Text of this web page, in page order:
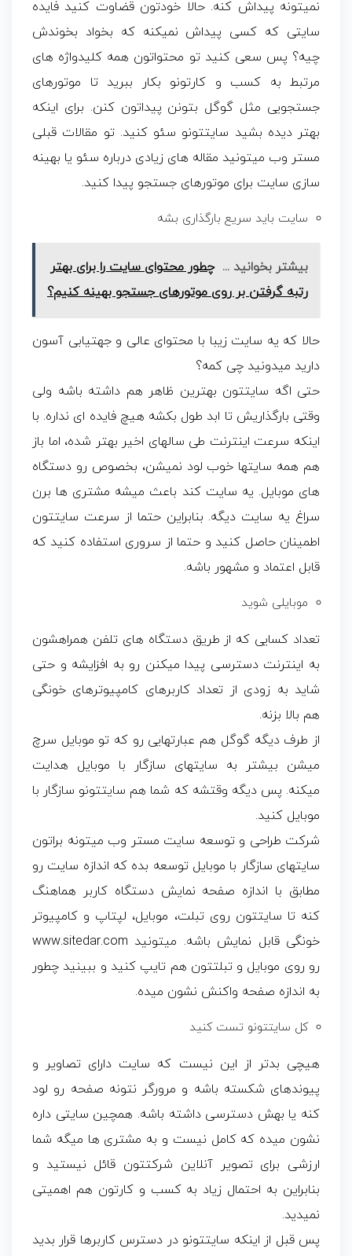
نمیتونه پیداش کنه. حالا خودتون قضاوت کنید فایده
سایتی که کسی پیداش نمیکنه که بخواد بخوندش
چیه؟ پس سعی کنید تو محتواتون همه کلیدواژه های
مرتبط به کسب و کارتونو بکار ببرید تا موتورهای
جستجویی مثل گوگل بتونن پیداتون کنن. برای اینکه
بهتر دیده بشید سایتتونو سئو کنید. تو مقالات قبلی
مستر وب میتونید مقاله های زیادی درباره سئو یا بهینه
سازی سایت برای موتورهای جستجو پیدا کنید.
سایت باید سریع بارگذاری بشه
بیشتر بخوانید ... چطور محتوای سایت را برای بهتر
رتبه گرفتن بر روی موتورهای جستجو بهینه کنیم؟
حالا که یه سایت زیبا با محتوای عالی و جهتیابی آسون
دارید میدونید چی کمه؟
حتی اگه سایتتون بهترین ظاهر هم داشته باشه ولی
وقتی بارگذاریش تا ابد طول بکشه هیچ فایده ای نداره. با
اینکه سرعت اینترنت طی سالهای اخیر بهتر شده، اما باز
هم همه سایتها خوب لود نمیشن، بخصوص رو دستگاه
های موبایل. یه سایت کند باعث میشه مشتری ها برن
سراغ یه سایت دیگه. بنابراین حتما از سرعت سایتتون
اطمینان حاصل کنید و حتما از سروری استفاده کنید که
قابل اعتماد و مشهور باشه.
موبایلی شوید
تعداد کسایی که از طریق دستگاه های تلفن همراهشون
به اینترنت دسترسی پیدا میکنن رو به افزایشه و حتی
شاید به زودی از تعداد کاربرهای کامپیوترهای خونگی
هم بالا بزنه.
از طرف دیگه گوگل هم عبارتهایی رو که تو موبایل سرچ
میشن بیشتر به سایتهای سازگار با موبایل هدایت
میکنه. پس دیگه وقتشه که شما هم سایتتونو سازگار با
موبایل کنید.
شرکت طراحی و توسعه سایت مستر وب میتونه براتون
سایتهای سازگار با موبایل توسعه بده که اندازه سایت رو
مطابق با اندازه صفحه نمایش دستگاه کاربر هماهنگ
کنه تا سایتتون روی تبلت، موبایل، لپتاپ و کامپیوتر
خونگی قابل نمایش باشه. میتونید www.sitedar.com
رو روی موبایل و تبلتتون هم تایپ کنید و ببینید چطور
به اندازه صفحه واکنش نشون میده.
کل سایتتونو تست کنید
هیچی بدتر از این نیست که سایت دارای تصاویر و
پیوندهای شکسته باشه و مرورگر نتونه صفحه رو لود
کنه یا بهش دسترسی داشته باشه. همچین سایتی داره
نشون میده که کامل نیست و به مشتری ها میگه شما
ارزشی برای تصویر آنلاین شرکتتون قائل نیستید و
بنابراین به احتمال زیاد به کسب و کارتون هم اهمیتی
نمیدید.
پس قبل از اینکه سایتتونو در دسترس کاربرها قرار بدید